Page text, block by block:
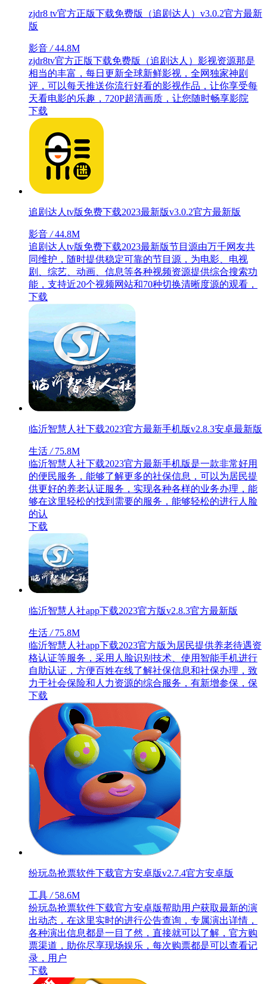
zjdr8 tv官方正版下载免费版（追剧达人）v3.0.2官方最新
版
影音/44.8M
zjdr8tv官方正版下载免费版（追剧达人）影视资源那是
相当的丰富，每日更新全球新鲜影视，全网独家神剧
评，可以每天推送你流行好看的影视作品，让你享受每
天看电影的乐趣，720P超清画质，让您随时畅享影院
下载
追剧达人tv版免费下载2023最新版v3.0.2官方最新版
影音/44.8M
追剧达人tv版免费下载2023最新版节目源由万千网友共
同维护，随时提供稳定可靠的节目源，为电影、电视
剧、综艺、动画、信息等各种视频资源提供综合搜索功
能，支持近20个视频网站和70种切换清晰度源的观看，
下载
临沂智慧人社下载2023官方最新手机版v2.8.3安卓最新版
生活/75.8M
临沂智慧人社下载2023官方最新手机版是一款非常好用
的便民服务，能够了解更多的社保信息，可以为居民提
供更好的养老认证服务，实现各种各样的业务办理，能
够在这里轻松的找到需要的服务，能够轻松的进行人脸
的认
下载
临沂智慧人社app下载2023官方版v2.8.3官方最新版
生活/75.8M
临沂智慧人社app下载2023官方版为居民提供养老待遇资
格认证等服务，采用人脸识别技术、使用智能手机进行
自助认证，方便百姓在线了解社保信息和社保办理，致
力于社会保险和人力资源的综合服务，有新增参保，保
下载
纷玩岛抢票软件下载官方安卓版v2.7.4官方安卓版
工具/58.6M
纷玩岛抢票软件下载官方安卓版帮助用户获取最新的演
出动态，在这里实时的进行公告查询，专属演出详情，
各种演出信息都是一目了然，直接就可以了解，官方购
票渠道，助你尽享现场娱乐，每次购票都是可以查看记
录，用户
下载